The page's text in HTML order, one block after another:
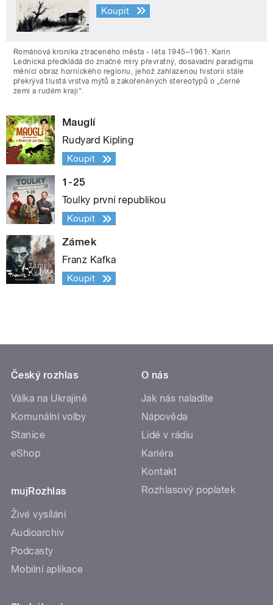
Koupit
Románová kronika ztraceného města - léta 1945–1961. Karin
Lednická předkládá do značné míry převratný, dosavadní paradigma
měnící obraz hornického regionu, jehož zahlazenou historii stále
překrývá tlustá vrstva mýtů a zakořeněných stereotypů o „černé
zemi a rudém kraji“.
Mauglí
Rudyard Kipling
Koupit
1-25
Toulky první republikou
Koupit
Zámek
Franz Kafka
Koupit
Český rozhlas
Válka na Ukrajině
Komunální volby
Stanice
eShop
mujRozhlas
Živé vysílání
Audioarchiv
Podcasty
Mobilní aplikace
O nás
Jak nás naladíte
Nápověda
Lidé v rádiu
Kariéra
Kontakt
Rozhlasový poplatek